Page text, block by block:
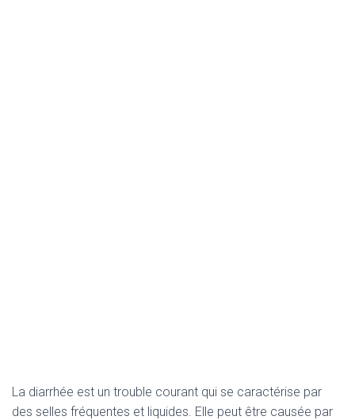
La diarrhée est un trouble courant qui se caractérise par
des selles fréquentes et liquides. Elle peut être causée par